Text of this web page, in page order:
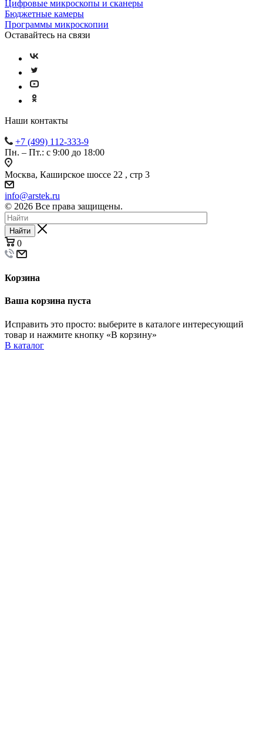
Цифровые микроскопы и сканеры
Бюджетные камеры
Программы микроскопии
Оставайтесь на связи
Наши контакты
+7 (499) 112-333-9
Пн. – Пт.: с 9:00 до 18:00
Москва, Каширское шоссе 22 , стр 3
info@arstek.ru
© 2026 Все права защищены.
Найти
0
Корзина
Ваша корзина пуста
Исправить это просто: выберите в каталоге интересующий
товар и нажмите кнопку «В корзину»
В каталог